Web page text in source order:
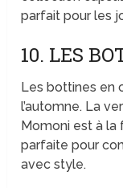
parfait pour les
10. LES
Les bottines en
l’automne. La
Momoni est à
parfaite pour
avec style.